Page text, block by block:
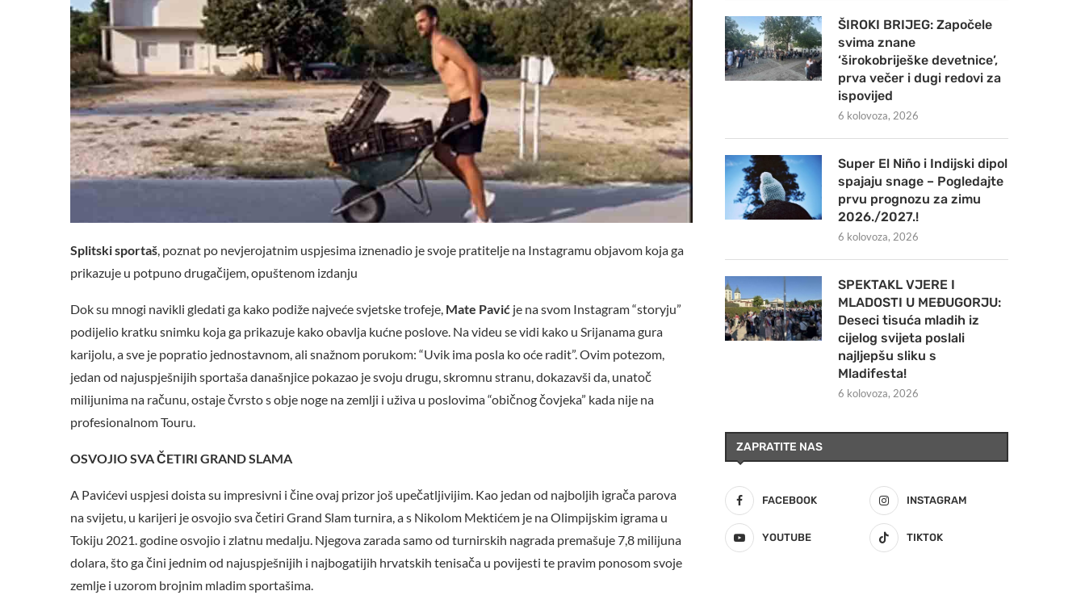
Splitski sportaš, poznat po nevjerojatnim uspjesima iznenadio je svoje pratitelje na Instagramu objavom koja ga
prikazuje u potpuno drugačijem, opuštenom izdanju
Dok su mnogi navikli gledati ga kako podiže najveće svjetske trofeje, Mate Pavić je na svom Instagram “storyju”
podijelio kratku snimku koja ga prikazuje kako obavlja kućne poslove. Na videu se vidi kako u Srijanama gura
karijolu, a sve je popratio jednostavnom, ali snažnom porukom: “Uvik ima posla ko oće radit”. Ovim potezom,
jedan od najuspješnijih sportaša današnjice pokazao je svoju drugu, skromnu stranu, dokazavši da, unatoč
milijunima na računu, ostaje čvrsto s obje noge na zemlji i uživa u poslovima “običnog čovjeka” kada nije na
profesionalnom Touru.
OSVOJIO SVA ČETIRI GRAND SLAMA
A Pavićevi uspjesi doista su impresivni i čine ovaj prizor još upečatljivijim. Kao jedan od najboljih igrača parova
na svijetu, u karijeri je osvojio sva četiri Grand Slam turnira, a s Nikolom Mektićem je na Olimpijskim igrama u
Tokiju 2021. godine osvojio i zlatnu medalju. Njegova zarada samo od turnirskih nagrada premašuje 7,8 milijuna
dolara, što ga čini jednim od najuspješnijih i najbogatijih hrvatskih tenisača u povijesti te pravim ponosom svoje
zemlje i uzorom brojnim mladim sportašima.
ŠIROKI BRIJEG: Započele
svima znane
‘širokobriješke devetnice’,
prva večer i dugi redovi za
ispovijed
6 kolovoza, 2026
Super El Niño i Indijski dipol
spajaju snage – Pogledajte
prvu prognozu za zimu
2026./2027.!
6 kolovoza, 2026
SPEKTAKL VJERE I
MLADOSTI U MEĐUGORJU:
Deseci tisuća mladih iz
cijelog svijeta poslali
najljepšu sliku s
Mladifesta!
6 kolovoza, 2026
ZAPRATITE NAS
FACEBOOK INSTAGRAM
YOUTUBE TIKTOK